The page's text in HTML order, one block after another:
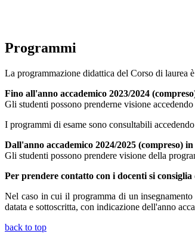
Programmi
La programmazione didattica del Corso di laurea
Fino all'anno accademico 2023/2024
Gli studenti possono prenderne visione accedendo
I programmi di esame sono consultabili
Dall'anno accademico 2024/2025 (compreso)
Gli studenti possono prendere visione della
Per prendere contatto con i docenti si
Nel caso in cui il programma di un
datata e sottoscritta, con indicazione dell'anno
back to top